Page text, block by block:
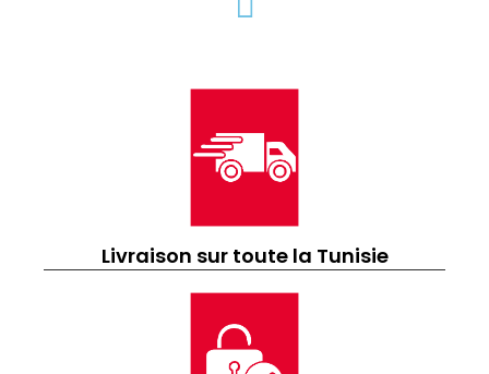
Livraison sur toute la Tunisie